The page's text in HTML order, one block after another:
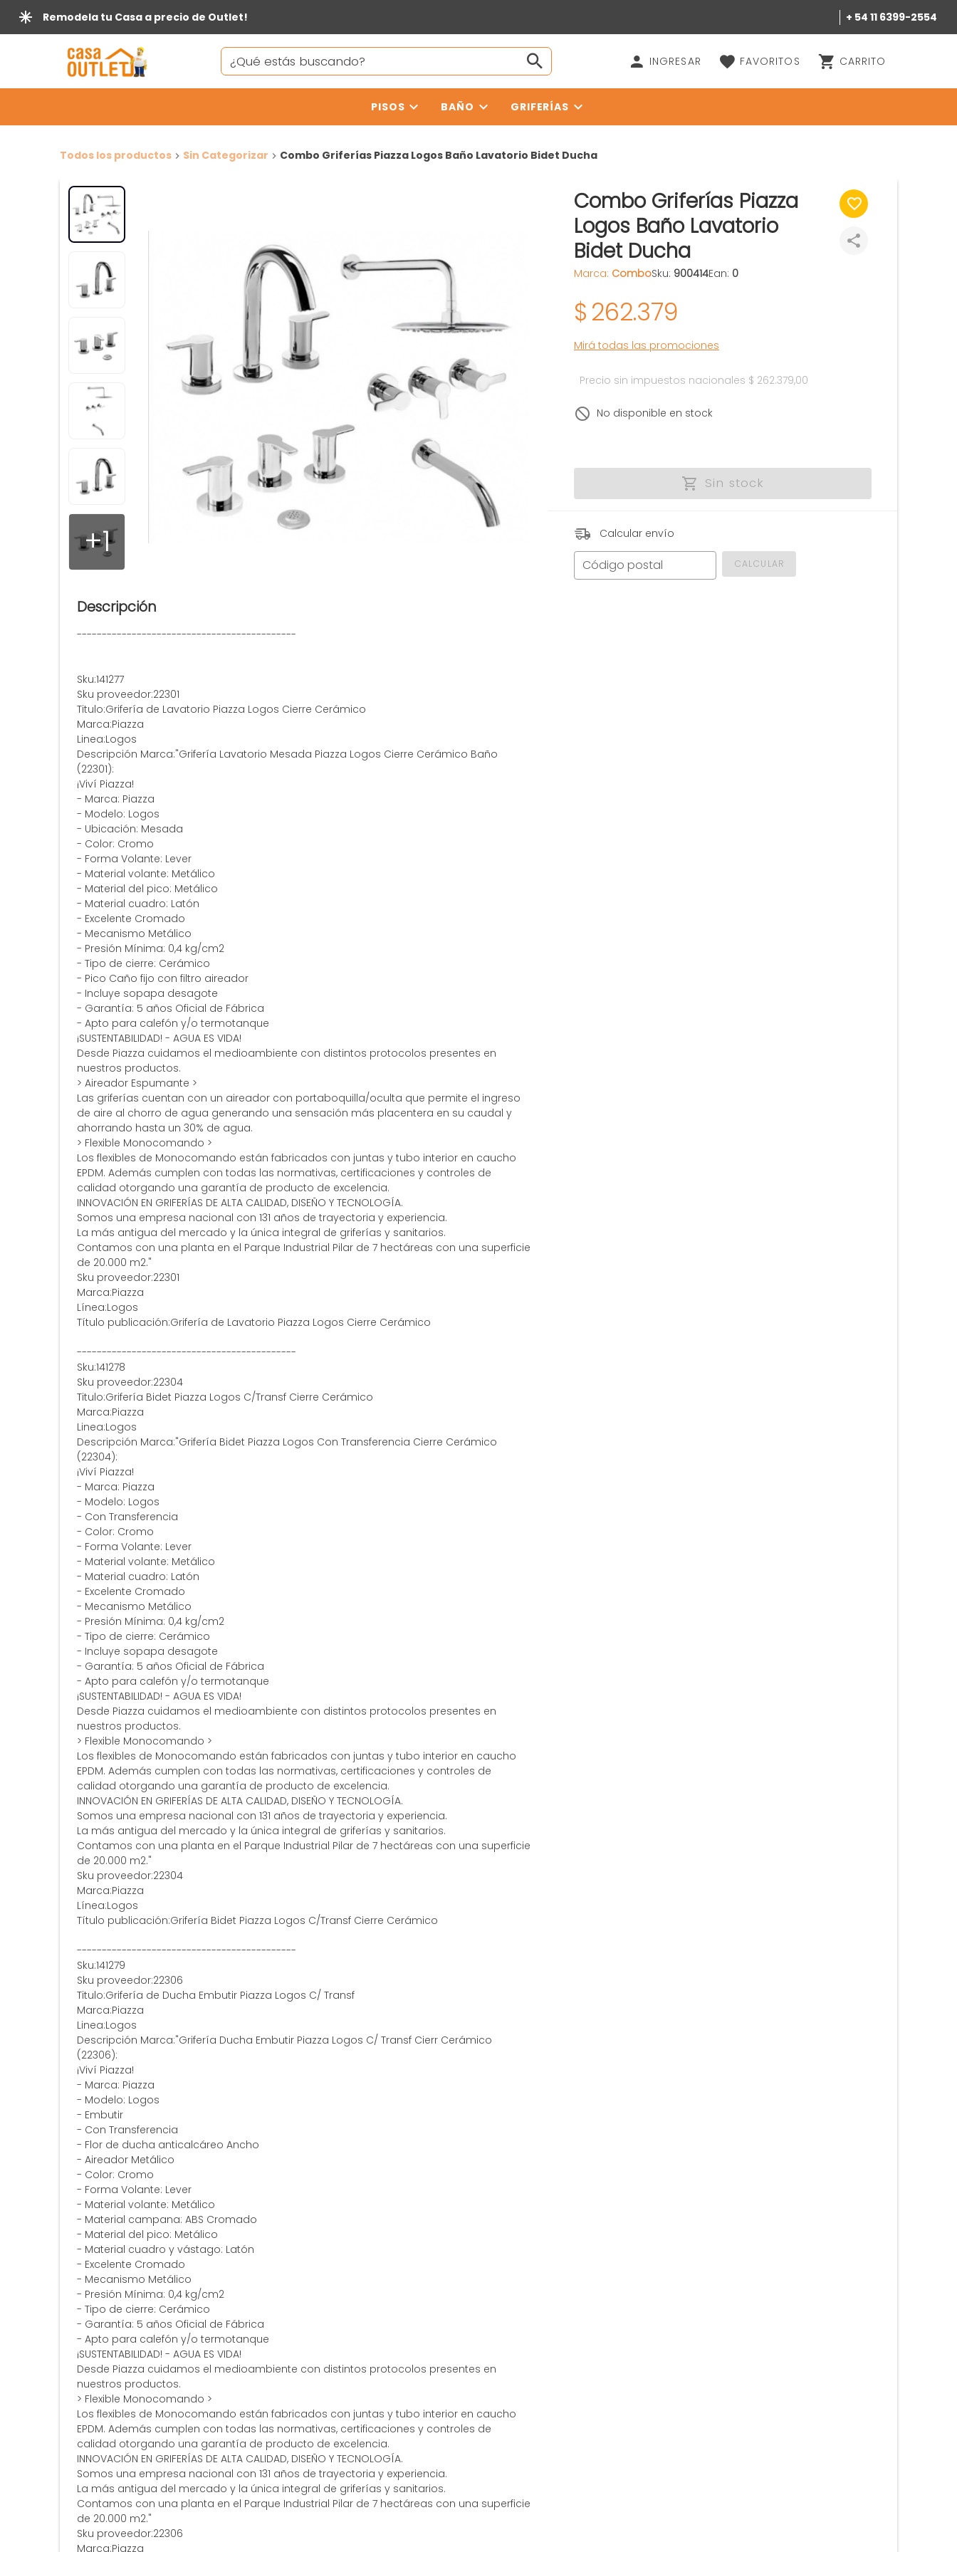
Remodela tu Casa a precio de Outlet! + 54 11 6399-2554
INGRESAR FAVORITOS CARRITO
PISOS BAÑO GRIFERÍAS
Todos los productos Sin Categorizar Combo Griferías Piazza Logos Baño Lavatorio Bidet Ducha
+1
Descripción
--------------------------------------------
Sku:141277
Sku proveedor:22301
Titulo:Grifería de Lavatorio Piazza Logos Cierre Cerámico
Marca:Piazza
Linea:Logos
Descripción Marca:"Grifería Lavatorio Mesada Piazza Logos Cierre Cerámico Baño
(22301):
¡Viví Piazza!
- Marca: Piazza
- Modelo: Logos
- Ubicación: Mesada
- Color: Cromo
- Forma Volante: Lever
- Material volante: Metálico
- Material del pico: Metálico
- Material cuadro: Latón
- Excelente Cromado
- Mecanismo Metálico
- Presión Mínima: 0,4 kg/cm2
- Tipo de cierre: Cerámico
- Pico Caño fijo con filtro aireador
- Incluye sopapa desagote
- Garantía: 5 años Oficial de Fábrica
- Apto para calefón y/o termotanque
¡SUSTENTABILIDAD! - AGUA ES VIDA!
Desde Piazza cuidamos el medioambiente con distintos protocolos presentes en
nuestros productos.
> Aireador Espumante >
Las griferías cuentan con un aireador con portaboquilla/oculta que permite el ingreso
de aire al chorro de agua generando una sensación más placentera en su caudal y
ahorrando hasta un 30% de agua.
> Flexible Monocomando >
Los flexibles de Monocomando están fabricados con juntas y tubo interior en caucho
EPDM. Además cumplen con todas las normativas, certificaciones y controles de
calidad otorgando una garantía de producto de excelencia.
INNOVACIÓN EN GRIFERÍAS DE ALTA CALIDAD, DISEÑO Y TECNOLOGÍA.
Somos una empresa nacional con 131 años de trayectoria y experiencia.
La más antigua del mercado y la única integral de griferías y sanitarios.
Contamos con una planta en el Parque Industrial Pilar de 7 hectáreas con una superficie
de 20.000 m2."
Sku proveedor:22301
Marca:Piazza
Línea:Logos
Título publicación:Grifería de Lavatorio Piazza Logos Cierre Cerámico
--------------------------------------------
Sku:141278
Sku proveedor:22304
Titulo:Grifería Bidet Piazza Logos C/Transf Cierre Cerámico
Marca:Piazza
Linea:Logos
Descripción Marca:"Grifería Bidet Piazza Logos Con Transferencia Cierre Cerámico
(22304):
¡Viví Piazza!
- Marca: Piazza
- Modelo: Logos
- Con Transferencia
- Color: Cromo
- Forma Volante: Lever
- Material volante: Metálico
- Material cuadro: Latón
- Excelente Cromado
- Mecanismo Metálico
- Presión Mínima: 0,4 kg/cm2
- Tipo de cierre: Cerámico
- Incluye sopapa desagote
- Garantía: 5 años Oficial de Fábrica
- Apto para calefón y/o termotanque
¡SUSTENTABILIDAD! - AGUA ES VIDA!
Desde Piazza cuidamos el medioambiente con distintos protocolos presentes en
nuestros productos.
> Flexible Monocomando >
Los flexibles de Monocomando están fabricados con juntas y tubo interior en caucho
EPDM. Además cumplen con todas las normativas, certificaciones y controles de
calidad otorgando una garantía de producto de excelencia.
INNOVACIÓN EN GRIFERÍAS DE ALTA CALIDAD, DISEÑO Y TECNOLOGÍA.
Somos una empresa nacional con 131 años de trayectoria y experiencia.
La más antigua del mercado y la única integral de griferías y sanitarios.
Contamos con una planta en el Parque Industrial Pilar de 7 hectáreas con una superficie
de 20.000 m2."
Sku proveedor:22304
Marca:Piazza
Línea:Logos
Título publicación:Grifería Bidet Piazza Logos C/Transf Cierre Cerámico
--------------------------------------------
Sku:141279
Sku proveedor:22306
Titulo:Grifería de Ducha Embutir Piazza Logos C/ Transf
Marca:Piazza
Linea:Logos
Descripción Marca:"Grifería Ducha Embutir Piazza Logos C/ Transf Cierr Cerámico
(22306):
¡Viví Piazza!
- Marca: Piazza
- Modelo: Logos
- Embutir
- Con Transferencia
- Flor de ducha anticalcáreo Ancho
- Aireador Metálico
- Color: Cromo
- Forma Volante: Lever
- Material volante: Metálico
- Material campana: ABS Cromado
- Material del pico: Metálico
- Material cuadro y vástago: Latón
- Excelente Cromado
- Mecanismo Metálico
- Presión Mínima: 0,4 kg/cm2
- Tipo de cierre: Cerámico
- Garantía: 5 años Oficial de Fábrica
- Apto para calefón y/o termotanque
¡SUSTENTABILIDAD! - AGUA ES VIDA!
Desde Piazza cuidamos el medioambiente con distintos protocolos presentes en
nuestros productos.
> Flexible Monocomando >
Los flexibles de Monocomando están fabricados con juntas y tubo interior en caucho
EPDM. Además cumplen con todas las normativas, certificaciones y controles de
calidad otorgando una garantía de producto de excelencia.
INNOVACIÓN EN GRIFERÍAS DE ALTA CALIDAD, DISEÑO Y TECNOLOGÍA.
Somos una empresa nacional con 131 años de trayectoria y experiencia.
La más antigua del mercado y la única integral de griferías y sanitarios.
Contamos con una planta en el Parque Industrial Pilar de 7 hectáreas con una superficie
de 20.000 m2."
Sku proveedor:22306
Marca:Piazza
Combo Griferías Piazza
Logos Baño Lavatorio
Bidet Ducha
Marca: ComboSku: 900414Ean: 0
$262.379
Mirá todas las promociones
Precio sin impuestos nacionales $ 262.379,00
No disponible en stock
Sin stock
Calcular envío
Código postal CALCULAR